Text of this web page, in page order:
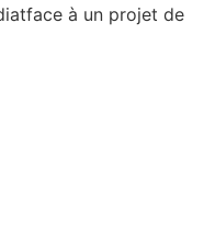
à un projet de